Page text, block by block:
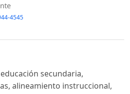
4545
secundaria,
alineamiento instruccional,